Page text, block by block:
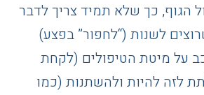
הגוף, כך שלא תמיד צריך לדבר
לשנות (“לחפור” בפצע)
על מיטת הטיפולים (לקחת
לזה להיות ולהשתנות (כמו